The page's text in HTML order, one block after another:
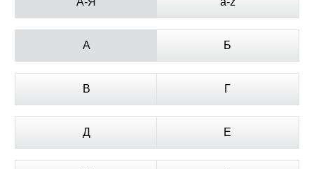
А Б
В Г
Д Е